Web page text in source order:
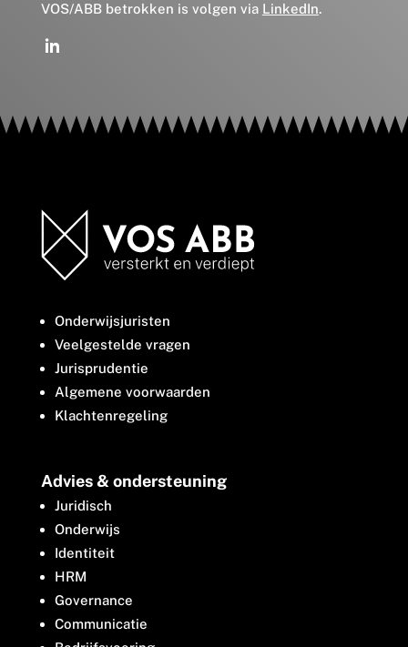
VOS/ABB betrokken is volgen via LinkedIn.
Onderwijsjuristen
Veelgestelde vragen
Jurisprudentie
Algemene voorwaarden
Klachtenregeling
Advies & ondersteuning
Juridisch
Onderwijs
Identiteit
HRM
Governance
Communicatie